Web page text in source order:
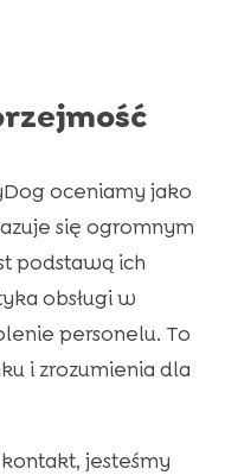
oceniamy jako
się ogromnym
podstawą ich
obsługi w
personelu. To
i zrozumienia dla
jesteśmy